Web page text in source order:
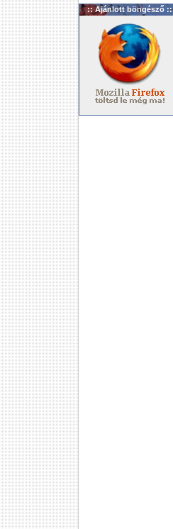
:: Ajánlott böngésző ::